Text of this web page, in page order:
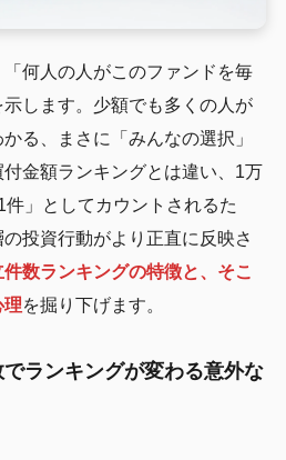
何人の人がこのファンドを毎
します。少額でも多くの人が
る、まさに「みんなの選択」
金額ランキングとは違い、1万
」としてカウントされるた
投資行動がより正直に反映さ
件数ランキングの特徴と、そこ
理を掘り下げます。
ランキングが変わる意外な